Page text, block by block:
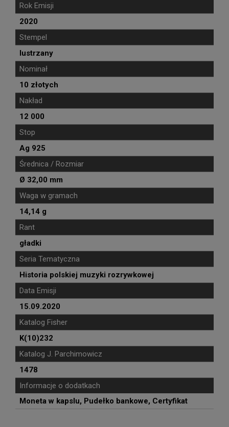
Rok Emisji
2020
Stempel
lustrzany
Nominał
10 złotych
Nakład
12 000
Stop
Ag 925
Średnica / Rozmiar
Ø 32,00 mm
Waga w gramach
14,14 g
Rant
gładki
Seria Tematyczna
Historia polskiej muzyki rozrywkowej
Data Emisji
15.09.2020
Katalog Fisher
K(10)232
Katalog J. Parchimowicz
1478
Informacje o dodatkach
Moneta w kapslu, Pudełko bankowe, Certyfikat